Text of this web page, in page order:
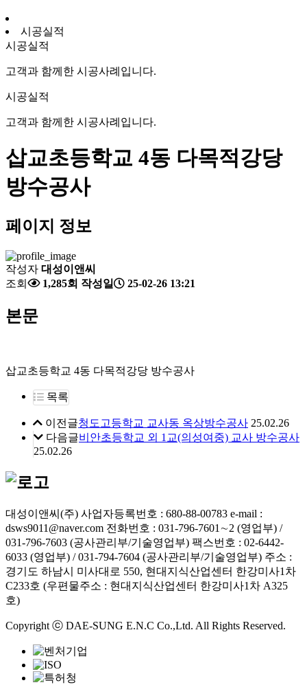
시공실적
시공실적
고객과 함께한 시공사례입니다.
시공실적
고객과 함께한 시공사례입니다.
삽교초등학교 4동 다목적강당
방수공사
페이지 정보
작성자 대성이앤씨
조회
1,285회 작성일 25-02-26 13:21
본문
삽교초등학교 4동 다목적강당 방수공사
목록
이전글청도고등학교 교사동 옥상방수공사 25.02.26
다음글비안초등학교 외 1교(의성여중) 교사 방수공사
25.02.26
대성이앤씨(주) 사업자등록번호 : 680-88-00783 e-mail :
dsws9011@naver.com 전화번호 : 031-796-7601∼2 (영업부) /
031-796-7603 (공사관리부/기술영업부) 팩스번호 : 02-6442-
6033 (영업부) / 031-794-7604 (공사관리부/기술영업부) 주소 :
경기도 하남시 미사대로 550, 현대지식산업센터 한강미사1차
C233호 (우편물주소 : 현대지식산업센터 한강미사1차 A325
호)
Copyright ⓒ DAE-SUNG E.N.C Co.,Ltd. All Rights Reserved.